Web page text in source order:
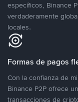
específicos, Binance
verdaderamente
locales.
Formas de pagos
Con la confianza de
Binance P2P ofrece
transacciones de